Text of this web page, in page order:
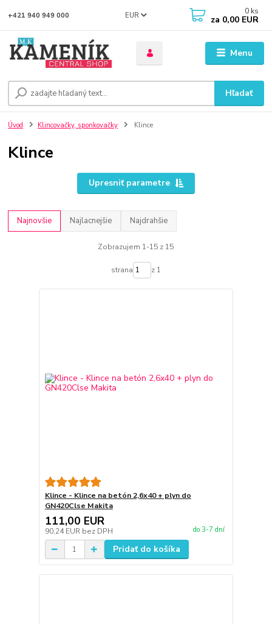
Menu
EUR
Hľadať
+421 940 949 000 0 ks
za 0,00 EUR
Úvod Klincovačky, sponkovačky Klince
Klince
Upresniť parametre
Najnovšie Najlacnejšie Najdrahšie
Zobrazujem 1-15 z 15
strana z 1
Klince - Klince na betón 2,6x40 + plyn do
GN420Clse Makita
111,00 EUR
90,24 EUR bez DPH do 3-7 dní
Pridať do košíka